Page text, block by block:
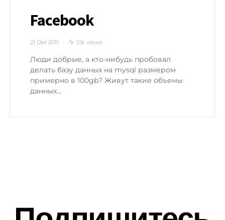
Facebook
21 Окт 2011 1,1K views
Люди добрые, а кто-нибудь пробовал
делать базу данных на mysql размером
примерно в 100gb? Живут такие объемы
данных…